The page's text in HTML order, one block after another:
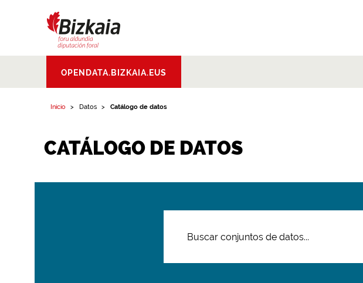
Aldundia.Diputacion
Foral de Bizkaia
OPENDATA.BIZKAIA.EUS
Inicio Datos Catálogo de datos
CATÁLOGO DE DATOS